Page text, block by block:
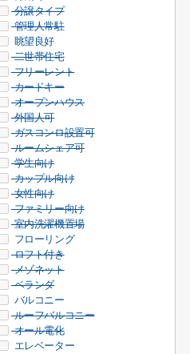
分譲タイプ
管理人常駐
眺望良好
二世帯住宅
フリーレント
カードキー
オープンハウス
外国人可
ガスコンロ設置可
ルームシェア可
学生向け
カップル向け
女性向け
ファミリー向け
室内洗濯機置場
フローリング
ロフト付き
メゾネット
ベランダ
バルコニー
ルーフバルコニー
オール電化
エレベーター